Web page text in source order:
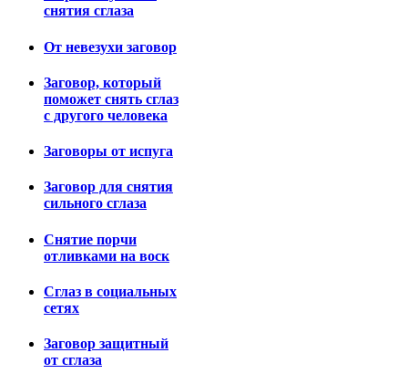
снятия сглаза
От невезухи заговор
Заговор, который
поможет снять сглаз
с другого человека
Заговоры от испуга
Заговор для снятия
сильного сглаза
Снятие порчи
отливками на воск
Сглаз в социальных
сетях
Заговор защитный
от сглаза